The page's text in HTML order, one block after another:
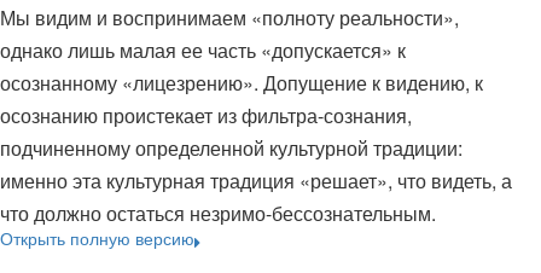
Мы видим и воспринимаем «полноту реальности»,
однако лишь малая ее часть «допускается» к
осознанному «лицезрению». Допущение к видению, к
осознанию проистекает из фильтра-сознания,
подчиненному определенной культурной традиции:
именно эта культурная традиция «решает», что видеть, а
что должно остаться незримо-бессознательным.
Открыть полную версию